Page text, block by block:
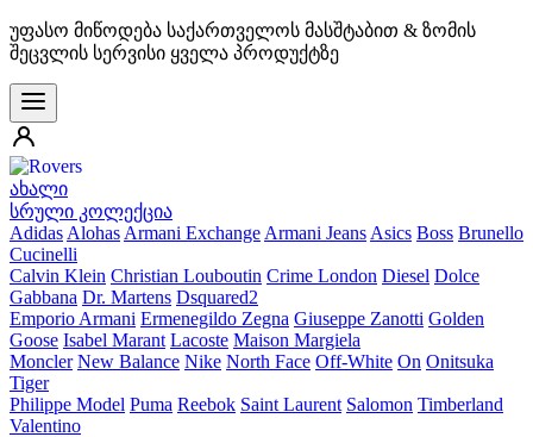
უფასო მიწოდება საქართველოს მასშტაბით & ზომის
შეცვლის სერვისი ყველა პროდუქტზე
ახალი
სრული კოლექცია
Adidas Alohas Armani Exchange Armani Jeans Asics Boss Brunello
Cucinelli
Calvin Klein Christian Louboutin Crime London Diesel Dolce
Gabbana Dr. Martens Dsquared2
Emporio Armani Ermenegildo Zegna Giuseppe Zanotti Golden
Goose Isabel Marant Lacoste Maison Margiela
Moncler New Balance Nike North Face Off-White On Onitsuka
Tiger
Philippe Model Puma Reebok Saint Laurent Salomon Timberland
Valentino